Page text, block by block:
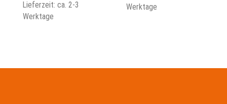
Lieferzeit: ca. 2-3
Werktage
Werktage